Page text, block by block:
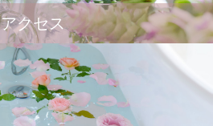
アクセス